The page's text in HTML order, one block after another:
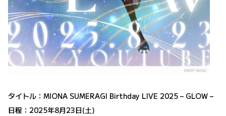
タイトル：MIONA SUMERAGI Birthday LIVE 2025 – GLOW –
日程：2025年8月23日(土)